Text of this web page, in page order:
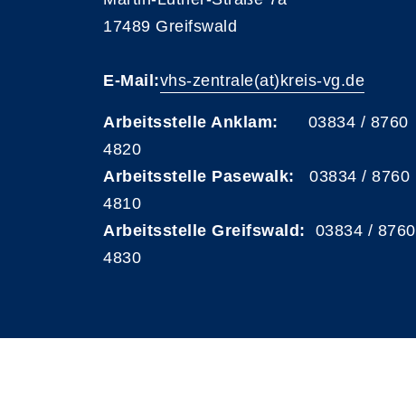
17489 Greifswald
E-Mail:vhs-zentrale(at)kreis-vg.de
Arbeitsstelle Anklam: 03834 / 8760
4820
Arbeitsstelle Pasewalk: 03834 / 8760
4810
Arbeitsstelle Greifswald: 03834 / 8760
4830